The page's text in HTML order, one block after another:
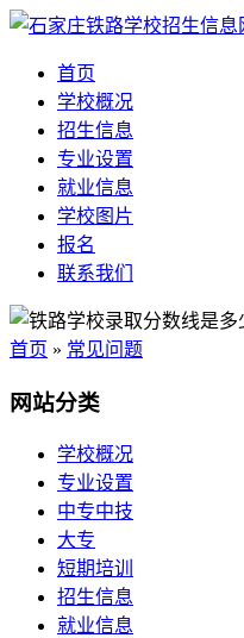
首页
学校概况
招生信息
专业设置
就业信息
学校图片
报名
联系我们
首页 » 常见问题
网站分类
学校概况
专业设置
中专中技
大专
短期培训
招生信息
就业信息